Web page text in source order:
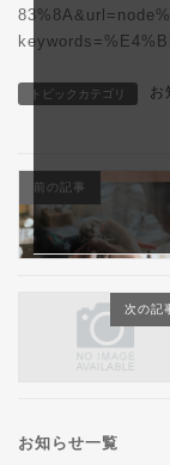
トピックカテゴリ お
前の記事
次の記
お知らせ一覧